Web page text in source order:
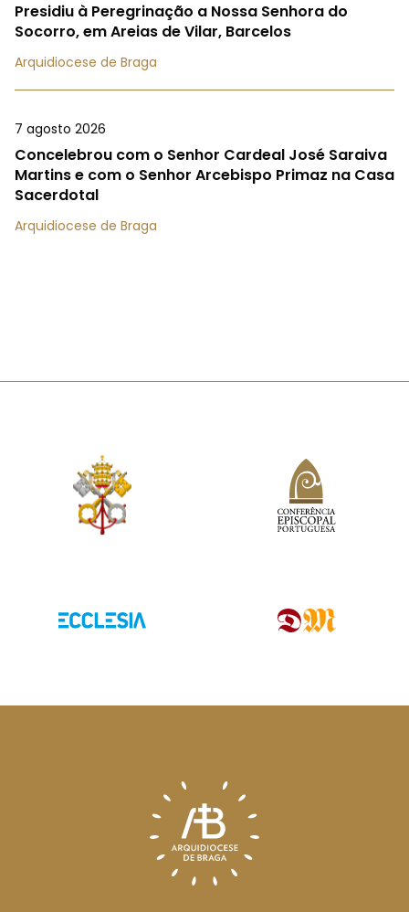
Presidiu à Peregrinação a Nossa Senhora do
Socorro, em Areias de Vilar, Barcelos
Arquidiocese de Braga
7 agosto 2026
Concelebrou com o Senhor Cardeal José Saraiva
Martins e com o Senhor Arcebispo Primaz na Casa
Sacerdotal
Arquidiocese de Braga